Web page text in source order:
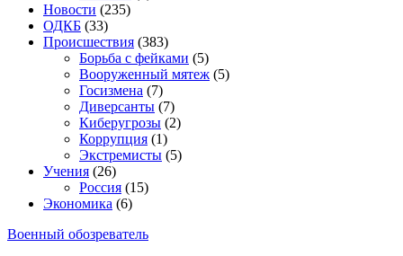
Новости (235)
ОДКБ (33)
Происшествия (383)
Борьба с фейками (5)
Вооруженный мятеж (5)
Госизмена (7)
Диверсанты (7)
Киберугрозы (2)
Коррупция (1)
Экстремисты (5)
Учения (26)
Россия (15)
Экономика (6)
Военный обозреватель